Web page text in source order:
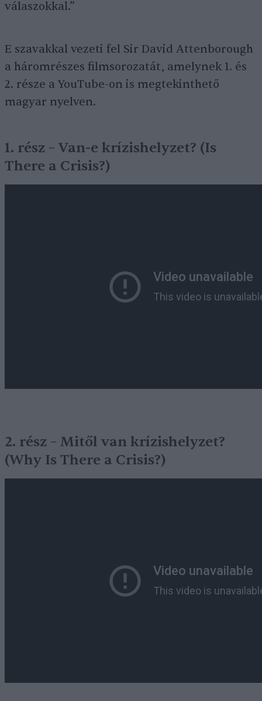
válaszokkal.”
E szavakkal vezeti fel Sir David Attenborough
a háromrészes filmsorozatát, amelynek 1. és
2. része a YouTube-on is megtekinthető
magyar nyelven.
1. rész – Van-e krízishelyzet? (Is
There a Crisis?)
2. rész – Mitől van krízishelyzet?
(Why Is There a Crisis?)